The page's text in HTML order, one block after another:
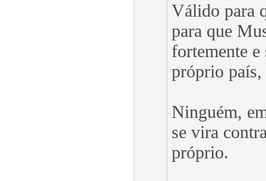
Válido para
para que
fortemente
próprio país,
Ninguém,
se vira
próprio.